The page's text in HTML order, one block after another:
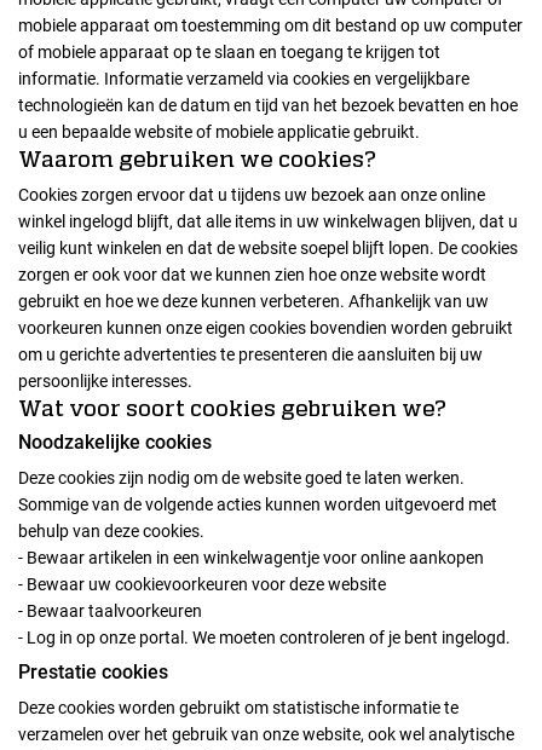
mobiele apparaat om toestemming om dit bestand op uw computer
of mobiele apparaat op te slaan en toegang te krijgen tot
informatie. Informatie verzameld via cookies en vergelijkbare
technologieën kan de datum en tijd van het bezoek bevatten en hoe
u een bepaalde website of mobiele applicatie gebruikt.
Waarom gebruiken we cookies?
Cookies zorgen ervoor dat u tijdens uw bezoek aan onze online
winkel ingelogd blijft, dat alle items in uw winkelwagen blijven, dat u
veilig kunt winkelen en dat de website soepel blijft lopen. De cookies
zorgen er ook voor dat we kunnen zien hoe onze website wordt
gebruikt en hoe we deze kunnen verbeteren. Afhankelijk van uw
voorkeuren kunnen onze eigen cookies bovendien worden gebruikt
om u gerichte advertenties te presenteren die aansluiten bij uw
persoonlijke interesses.
Wat voor soort cookies gebruiken we?
Noodzakelijke cookies
Deze cookies zijn nodig om de website goed te laten werken.
Sommige van de volgende acties kunnen worden uitgevoerd met
behulp van deze cookies.
- Bewaar artikelen in een winkelwagentje voor online aankopen
- Bewaar uw cookievoorkeuren voor deze website
- Bewaar taalvoorkeuren
- Log in op onze portal. We moeten controleren of je bent ingelogd.
Prestatie cookies
Deze cookies worden gebruikt om statistische informatie te
verzamelen over het gebruik van onze website, ook wel analytische